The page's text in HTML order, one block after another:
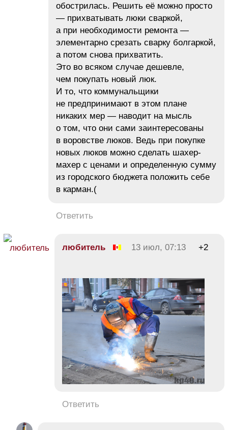
обострилась. Решить её можно просто
— прихватывать люки сваркой,
а при необходимости ремонта —
элементарно срезать сварку болгаркой,
а потом снова прихватить.
Это во всяком случае дешевле,
чем покупать новый люк.
И то, что коммунальщики
не предпринимают в этом плане
никаких мер — наводит на мысль
о том, что они сами заинтересованы
в воровстве люков. Ведь при покупке
новых люков можно сделать шахер-
махер с ценами и определенную сумму
из городского бюджета положить себе
в карман.(
Ответить
любитель 13 июл, 07:13 +2
Ответить